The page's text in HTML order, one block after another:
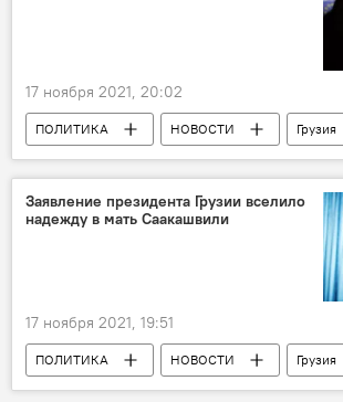
17 ноября 2021, 20:02
ПОЛИТИКА НОВОСТИ
Грузия
Михаил Саакашвили
Саломе
Возвращение и арест Саакашвили
Заявление президента Грузии вселило
надежду в мать Саакашвили
17 ноября 2021, 19:51
ПОЛИТИКА НОВОСТИ
Грузия
Единое национальное движение